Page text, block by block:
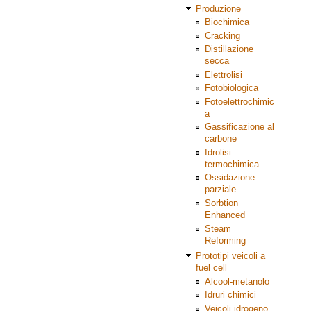
Produzione
Biochimica
Cracking
Distillazione
secca
Elettrolisi
Fotobiologica
Fotoelettrochimic
a
Gassificazione al
carbone
Idrolisi
termochimica
Ossidazione
parziale
Sorbtion
Enhanced
Steam
Reforming
Prototipi veicoli a
fuel cell
Alcool-metanolo
Idruri chimici
Veicoli idrogeno